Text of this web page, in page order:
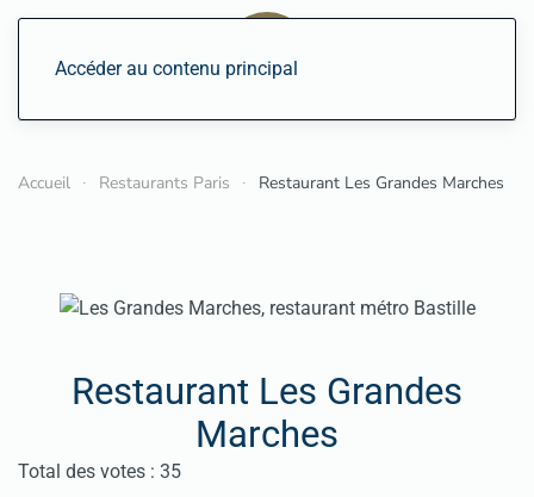
Accéder au contenu principal
Accueil Restaurants Paris Restaurant Les Grandes Marches
Restaurant Les Grandes
Marches
Vote utilisateur:4/
Total des votes : 35